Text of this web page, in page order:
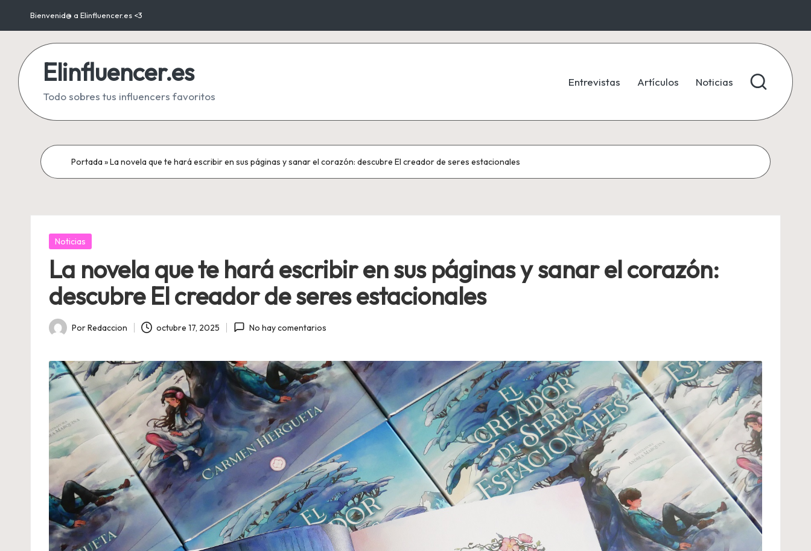
Saltar
contenido
Bienvenid@ a Elinfluencer.es <3
Elinfluencer.es
Todo sobres tus influencers favoritos
Entrevistas Artículos Noticias
Portada»La novela que te hará escribir en sus páginas y sanar el corazón: descubre El creador de seres estacionales
Publicada
Noticias
La novela que te hará escribir en sus páginas y sanar el corazón:
descubre El creador de seres estacionales
Publicado
PorRedaccion octubre 17, 2025 No hay comentarios